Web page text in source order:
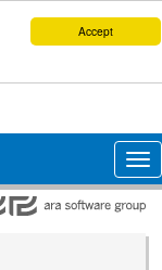
Accept